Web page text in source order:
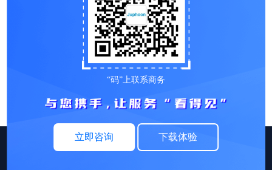
“码”上联系商务
立即咨询 下载体验